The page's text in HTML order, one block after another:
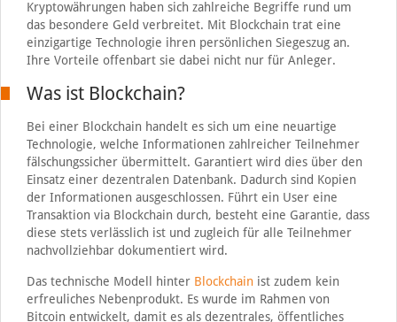
Kryptowährungen haben sich zahlreiche Begriffe rund um
das besondere Geld verbreitet. Mit Blockchain trat eine
einzigartige Technologie ihren persönlichen Siegeszug an.
Ihre Vorteile offenbart sie dabei nicht nur für Anleger.
Was ist Blockchain?
Bei einer Blockchain handelt es sich um eine neuartige
Technologie, welche Informationen zahlreicher Teilnehmer
fälschungssicher übermittelt. Garantiert wird dies über den
Einsatz einer dezentralen Datenbank. Dadurch sind Kopien
der Informationen ausgeschlossen. Führt ein User eine
Transaktion via Blockchain durch, besteht eine Garantie, dass
diese stets verlässlich ist und zugleich für alle Teilnehmer
nachvollziehbar dokumentiert wird.
Das technische Modell hinter Blockchainist zudem kein
erfreuliches Nebenprodukt. Es wurde im Rahmen von
Bitcoin entwickelt, damit es als dezentrales, öffentliches